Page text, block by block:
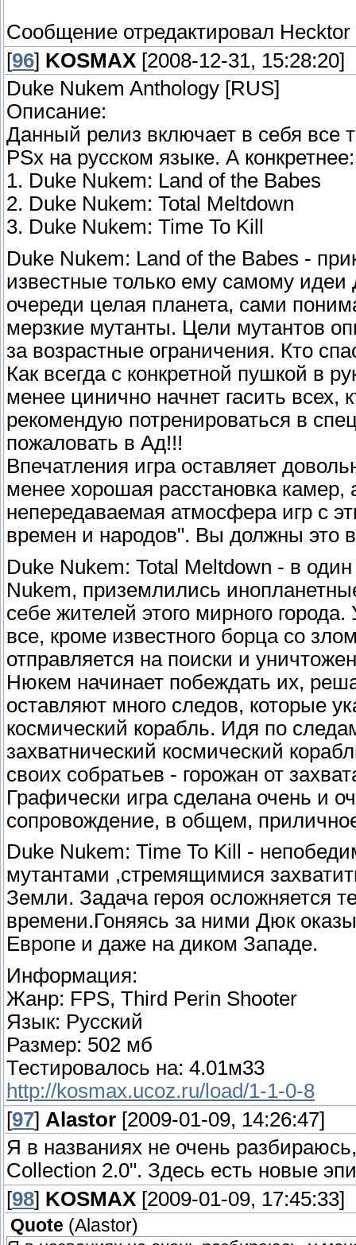
Сообщение отредактировал Hecktor
[96] KOSMAX [2008-12-31, 15:28:20]
Duke Nukem Anthology [RUS]
Описание:
Данный релиз включает в себя все
PSx на русском языке. А конкретнее:
1. Duke Nukem: Land of the Babes
2. Duke Nukem: Total Meltdown
3. Duke Nukem: Time To Kill
Duke Nukem: Land of the Babes -
известные только ему самому
очереди целая планета, сами
мерзкие мутанты. Цели мутантов
за возрастные ограничения. Кто
Как всегда с конкретной пушкой в
менее цинично начнет гасить всех,
рекомендую потренироваться в
пожаловать в Ад!!!
Впечатления игра оставляет
менее хорошая расстановка камер,
непередаваемая атмосфера игр с
времен и народов". Вы должны это
Duke Nukem: Total Meltdown - в
Nukem, приземлились
себе жителей этого мирного
все, кроме известного борца со
отправляется на поиски и
Нюкем начинает побеждать их,
оставляют много следов, которые
космический корабль. Идя по
захватнический космический
своих собратьев - горожан от
Графически игра сделана очень и
сопровождение, в общем,
Duke Nukem: Time To Kill -
мутантами ,стремящимися
Земли. Задача героя осложняется
времени.Гоняясь за ними Дюк
Европе и даже на диком Западе.
Информация:
Жанр: FPS, Third Perin Shooter
Язык: Русский
Размер: 502 мб
Тестировалось на: 4.01м33
http://kosmax.ucoz.ru/load/1-1-0-8
[97] Alastor [2009-01-09, 14:26:47]
Я в названиях не очень
Collection 2.0". Здесь есть новые
[98] KOSMAX [2009-01-09, 17:45:33]
Quote (Alastor)